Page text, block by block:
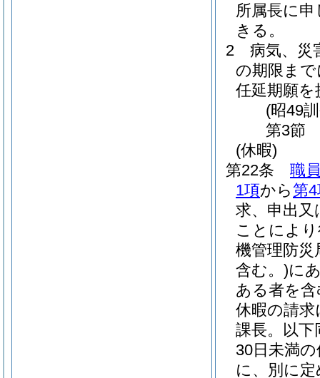
所属長に
きる。
2
病気、災
の期限ま
任延期願
(昭49
第3節
(休暇)
第22条
職
1項から第
求、申出
ことによ
機管理防災
含む。)に
ある者を
休暇の請
課長。以下
30日未満
に、別に